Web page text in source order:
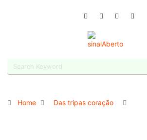
Home Das tripas coração